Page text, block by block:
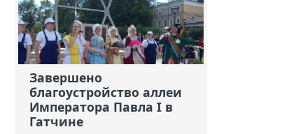
Завершено
благоустройство аллеи
Императора Павла I в
Гатчине